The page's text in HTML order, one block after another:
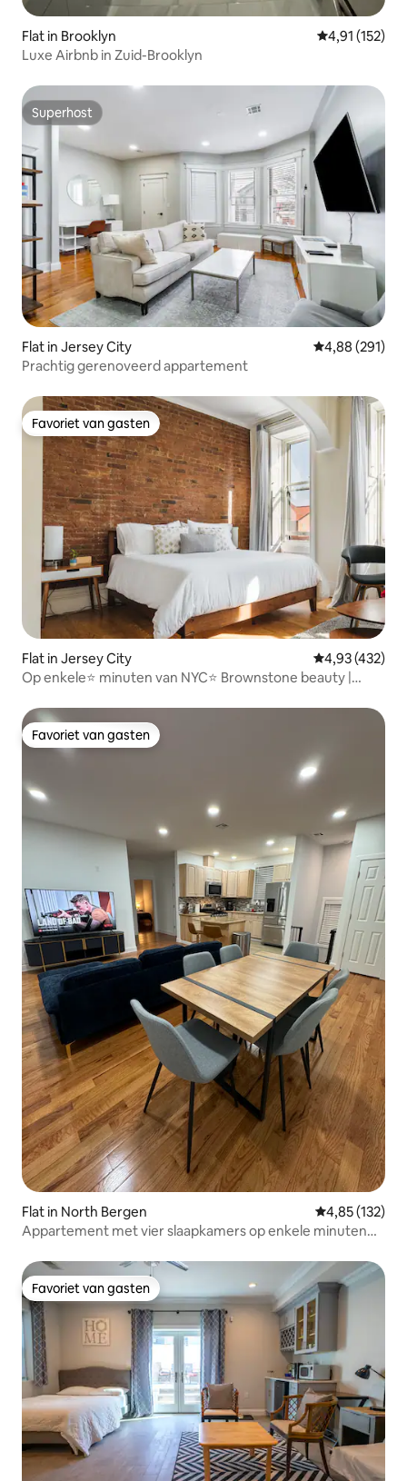
Flat in Brooklyn Gemiddelde
4,91 (152)
Luxe Airbnb in Zuid-Brooklyn
Superhost
Superhost
Flat in Jersey City Gemiddelde
4,88 (291)
Prachtig gerenoveerd appartement
Favoriet van gasten
Favoriet van gasten
Flat in Jersey City Gemiddelde
4,93 (432)
Op enkele⭐ minuten van NYC⭐ Brownstone beauty |
Favoriet van gasten
Favoriet van gasten
Flat in North Bergen Gemiddelde
4,85 (132)
Appartement met vier slaapkamers op enkele minuten
Favoriet van gasten
Favoriet van gasten